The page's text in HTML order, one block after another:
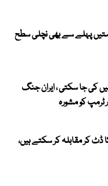
پہلے سے بھی نچلی سطح
کی جا سکتی ، ایران جنگ
ٹرمپ کو مشورہ
ڈٹ کر مقابلہ کر سکتے ہیں،